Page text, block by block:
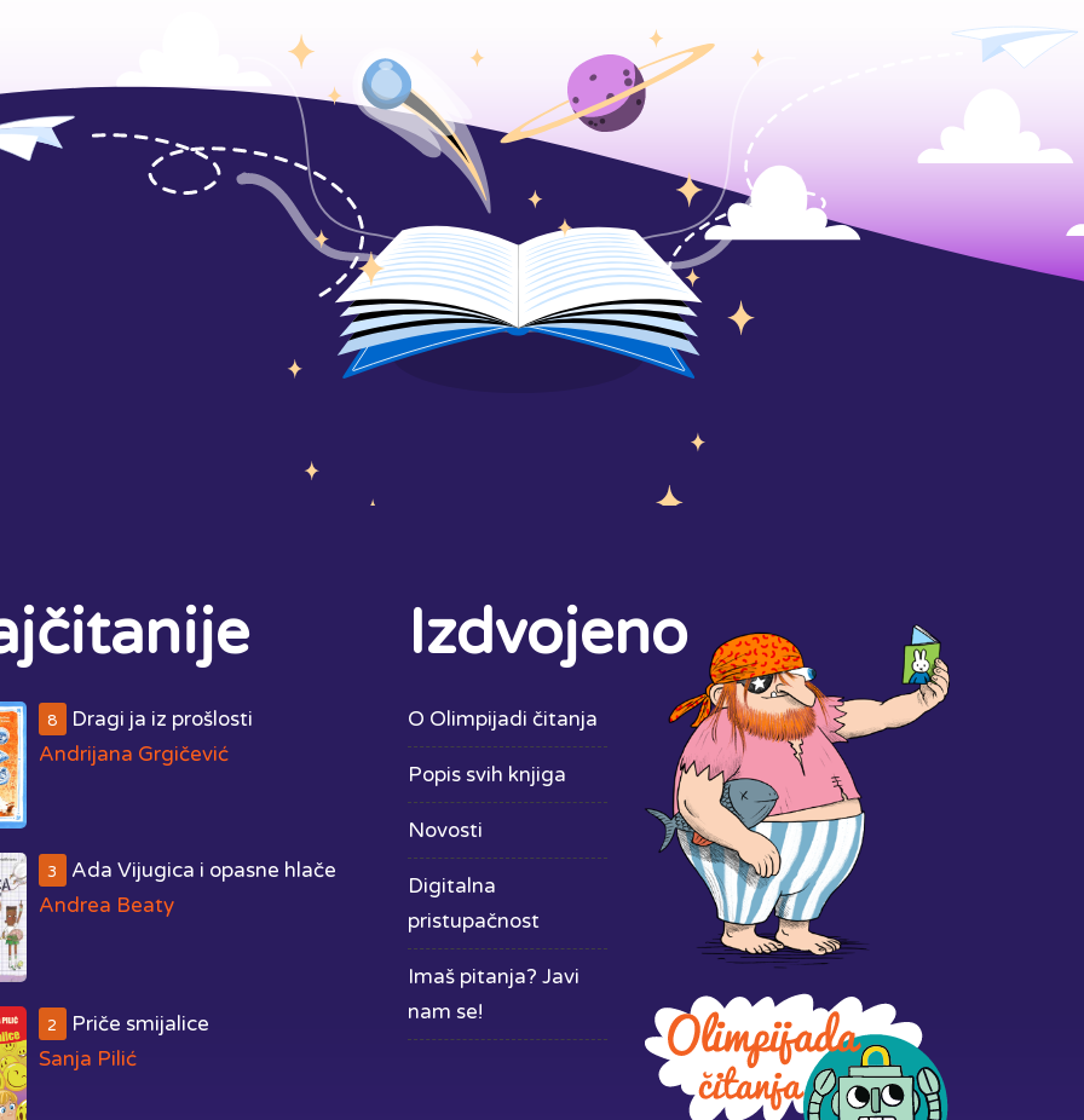
8
Dragi ja iz prošlosti
Andrijana Grgičević
3
Ada Vijugica i opasne hlače
Andrea Beaty
2
Priče smijalice
Sanja Pilić
Izdvojeno
O Olimpijadi čitanja
Popis svih knjiga
Novosti
Digitalna
pristupačnost
Imaš pitanja? Javi
nam se!